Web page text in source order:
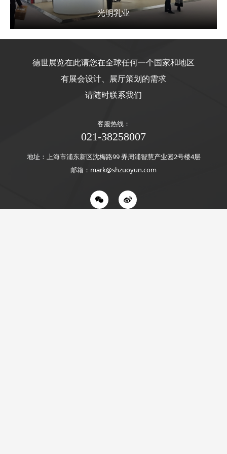
光明乳业
德世展览在此请您在全球任何一个国家和地区
有展会设计、展厅策划的需求
请随时联系我们
客服热线：
021-38258007
地址：上海市浦东新区沈梅路99 弄周浦智慧产业园2号楼4层
邮箱：mark@shzuoyun.com